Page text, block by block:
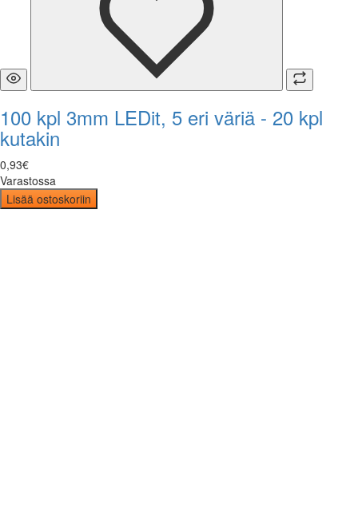
100 kpl 3mm LEDit, 5 eri väriä - 20 kpl
kutakin
0,93€
Varastossa
Lisää ostoskoriin